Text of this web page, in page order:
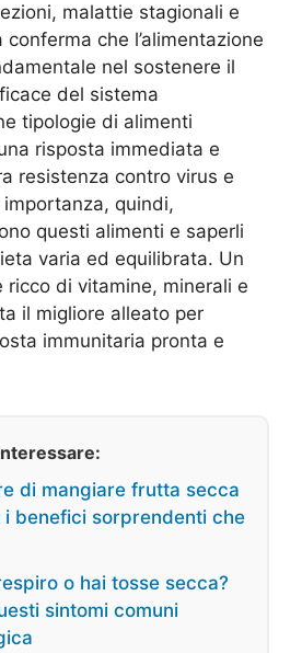
malattie stagionali e
che l’alimentazione
nel sostenere il
del sistema
tipologie di alimenti
risposta immediata e
resistenza contro virus e
quindi,
questi alimenti e saperli
varia ed equilibrata. Un
ricco di vitamine, minerali e
il migliore alleato per
immunitaria pronta e
di mangiare frutta secca
i benefici sorprendenti che
o hai tosse secca?
sintomi comuni